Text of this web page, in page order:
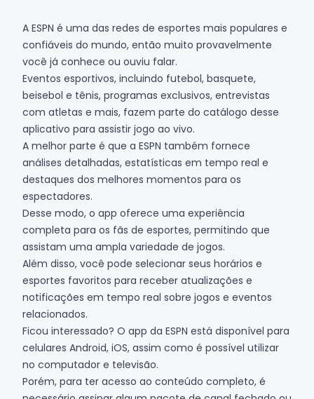
A ESPN é uma das redes de esportes mais populares e
confiáveis ​​do mundo, então muito provavelmente
você já conhece ou ouviu falar.
Eventos esportivos, incluindo futebol, basquete,
beisebol e tênis, programas exclusivos, entrevistas
com atletas e mais, fazem parte do catálogo desse
aplicativo para assistir jogo ao vivo.
A melhor parte é que a ESPN também fornece
análises detalhadas, estatísticas em tempo real e
destaques dos melhores momentos para os
espectadores.
Desse modo, o app oferece uma experiência
completa para os fãs de esportes, permitindo que
assistam uma ampla variedade de jogos.
Além disso, você pode selecionar seus horários e
esportes favoritos para receber atualizações e
notificações em tempo real sobre jogos e eventos
relacionados.
Ficou interessado? O app da ESPN está disponível para
celulares Android, iOS, assim como é possível utilizar
no computador e televisão.
Porém, para ter acesso ao conteúdo completo, é